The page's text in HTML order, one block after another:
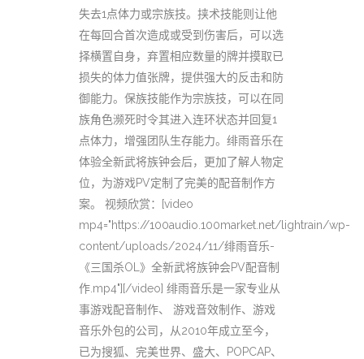
失去1点体力或宗族技。挟术技能则让他
在每回合首次造成或受到伤害后，可以选
择横置自身，弃置相应数量的牌并摸取已
损失的体力值张牌，提供强大的反击和防
御能力。保族技能作为宗族技，可以在同
族角色濒死时令其进入连环状态并回复1
点体力，增强团队生存能力。绯雨音乐在
体验全新武将族钟会后，更加了解人物定
位，为游戏PV定制了完美的配音制作方
案。 视频欣赏：[video
mp4="https://100audio.100market.net/lightrain/wp-
content/uploads/2024/11/绯雨音乐-
《三国杀OL》全新武将族钟会PV配音制
作.mp4"][/video] 绯雨音乐是一家专业从
事游戏配音制作、 游戏音效制作、游戏
音乐外包的公司，从2010年成立至今，
已为搜狐、完美世界、盛大、POPCAP、